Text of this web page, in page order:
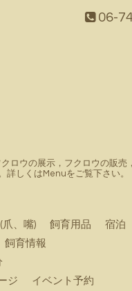
06-
ロウの展示，フクロウの販売
しくはMenuをご覧下さい。
爪、嘴) 飼育用品
宿泊
飼育情報
ジ イベント予約